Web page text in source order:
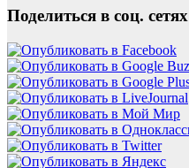
Поделиться в соц. сетях